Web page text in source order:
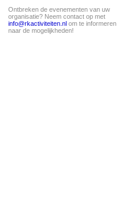
Ontbreken de evenementen van uw
organisatie? Neem contact op met
info@rkactiviteiten.nl om te informeren
naar de mogelijkheden!